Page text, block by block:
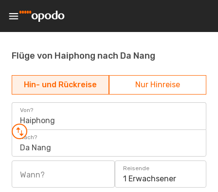
Flüge von Haiphong nach Da Nang
Hin- und Rückreise Nur Hinreise
Von?
Haiphong
Nach?
Da Nang
Wann?
Reisende
1 Erwachsener